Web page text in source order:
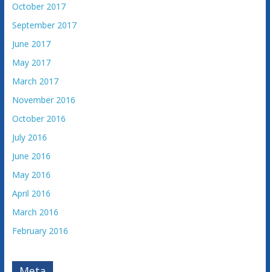
October 2017
September 2017
June 2017
May 2017
March 2017
November 2016
October 2016
July 2016
June 2016
May 2016
April 2016
March 2016
February 2016